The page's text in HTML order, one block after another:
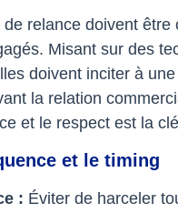
relance doivent être
Misant sur des
doivent inciter à
la relation
et le respect est la
et le timing
: Éviter de harceler